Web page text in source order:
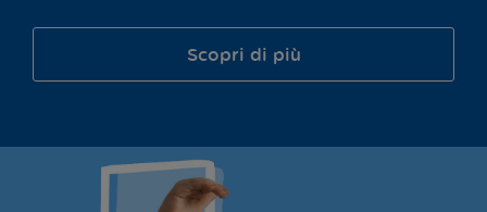
Scopri di più